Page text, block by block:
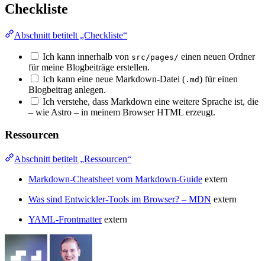
Checkliste
Abschnitt betitelt „Checkliste“
Ich kann innerhalb von src/pages/ einen neuen Ordner
für meine Blogbeiträge erstellen.
Ich kann eine neue Markdown-Datei ( .md) für einen
Blogbeitrag anlegen.
Ich verstehe, dass Markdown eine weitere Sprache ist, die
– wie Astro – in meinem Browser HTML erzeugt.
Ressourcen
Abschnitt betitelt „Ressourcen“
Markdown-Cheatsheet vom Markdown-Guide extern
Was sind Entwickler-Tools im Browser? – MDN extern
YAML-Frontmatter extern